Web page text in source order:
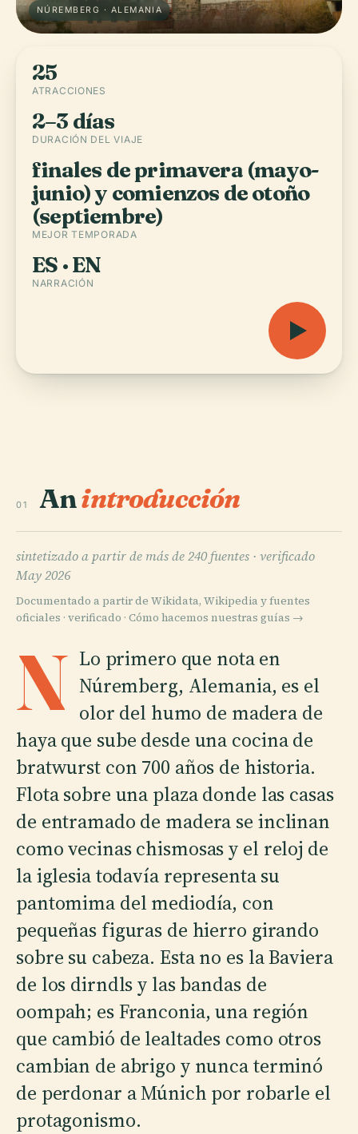
NÚREMBERG · ALEMANIA
25
ATRACCIONES
2–3 días
DURACIÓN DEL VIAJE
finales de primavera (mayo-
junio) y comienzos de otoño
(septiembre)
MEJOR TEMPORADA
ES · EN
NARRACIÓN
01 Anintroducción
sintetizado a partir de más de 240 fuentes · verificado
May 2026
Documentado a partir de Wikidata, Wikipedia y fuentes
oficiales · verificado · Cómo hacemos nuestras guías →
N Lo primero que nota en
Núremberg, Alemania, es el
olor del humo de madera de
haya que sube desde una cocina de
bratwurst con 700 años de historia.
Flota sobre una plaza donde las casas
de entramado de madera se inclinan
como vecinas chismosas y el reloj de
la iglesia todavía representa su
pantomima del mediodía, con
pequeñas figuras de hierro girando
sobre su cabeza. Esta no es la Baviera
de los dirndls y las bandas de
oompah; es Franconia, una región
que cambió de lealtades como otros
cambian de abrigo y nunca terminó
de perdonar a Múnich por robarle el
protagonismo.